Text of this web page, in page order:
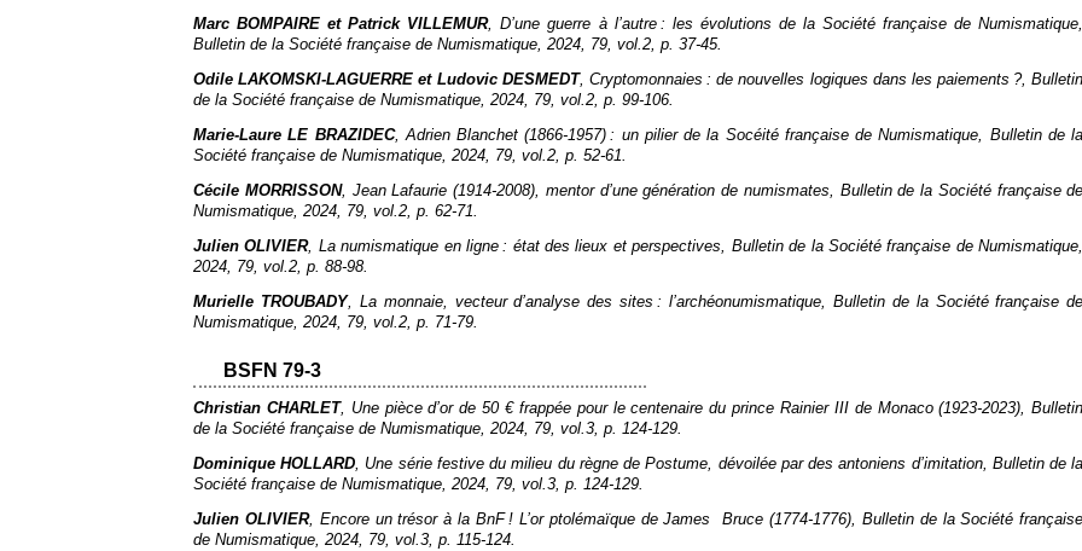
Marc BOMPAIRE et Patrick VILLEMUR, D’une guerre à l’autre : les évolutions de la Société française de Numismatique,
Bulletin de la Société française de Numismatique, 2024, 79, vol.2, p. 37‑45.
Odile LAKOMSKI-LAGUERRE et Ludovic DESMEDT, Cryptomonnaies : de nouvelles logiques dans les paiements ?,Bulletin
de la Société française de Numismatique, 2024, 79, vol.2, p. 99‑106.
Marie-Laure LE BRAZIDEC, Adrien Blanchet (1866-1957) : un pilier de la Socéité française de Numismatique, Bulletin de la
Société française de Numismatique, 2024, 79, vol.2, p. 52‑61.
Cécile MORRISSON, Jean Lafaurie (1914-2008), mentor d’une génération de numismates, Bulletin de la Société française de
Numismatique, 2024, 79, vol.2, p. 62‑71.
Julien OLIVIER, La numismatique en ligne : état des lieux et perspectives, Bulletin de la Société française de Numismatique,
2024, 79, vol.2, p. 88‑98.
Murielle TROUBADY, La monnaie, vecteur d’analyse des sites : l’archéonumismatique, Bulletin de la Société française de
Numismatique, 2024, 79, vol.2, p. 71‑79.
BSFN 79-3
Christian CHARLET, Une pièce d’or de 50 € frappée pour le centenaire du prince Rainier III de Monaco (1923-2023),Bulletin
de la Société française de Numismatique, 2024, 79, vol.3, p. 124‑129.
Dominique HOLLARD, Une série festive du milieu du règne de Postume, dévoilée par des antoniens d’imitation, Bulletin de la
Société française de Numismatique, 2024, 79, vol.3, p. 124‑129.
Julien OLIVIER, Encore un trésor à la BnF ! L’or ptolémaïque de James Bruce (1774-1776), Bulletin de la Société française
de Numismatique, 2024, 79, vol.3, p. 115‑124.